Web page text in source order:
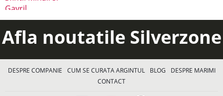
Afla noutatile Silverzone
DESPRE COMPANIE CUM SE CURATA ARGINTUL BLOG
DESPRE MARIMI
CONTACT